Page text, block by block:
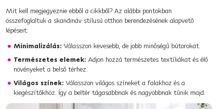
Mit kell megjegyeznie ebből a cikkből? Az alábbi pontokban
összefoglaltuk a skandináv stílusú otthon berendezésének alapvető
lépéseit:
Minimalizálás: Válasszon kevesebb, de jobb minőségű bútorokat.
Természetes elemek: Adjon hozzá természetes textíliákat és élő
növényeket a belső térhez.
Világos színek: Válasszon világos színeket a falakhoz és a
kiegészítőkhöz. Így a beltér tágasabbnak és nagyobbnak tűnik majd.